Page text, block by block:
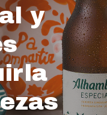
y